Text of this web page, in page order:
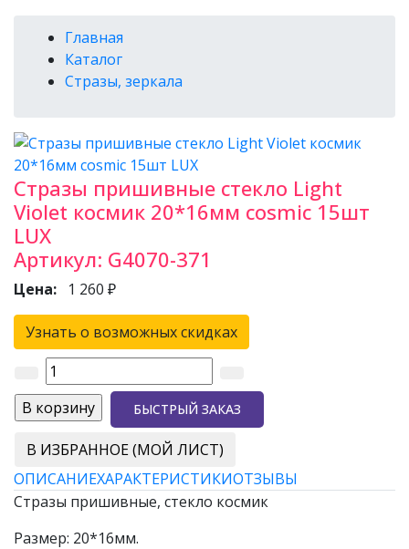
Главная
Каталог
Стразы, зеркала
Стразы пришивные стекло Light
Violet космик 20*16мм cosmic 15шт
LUX
Артикул: G4070-371
Цена: 1 260 ₽
Узнать о возможных скидках
БЫСТРЫЙ ЗАКАЗ
В ИЗБРАННОЕ (МОЙ ЛИСТ)
ОПИСАНИЕХАРАКТЕРИСТИКИОТЗЫВЫ
Стразы пришивные, стекло космик
Размер: 20*16мм.